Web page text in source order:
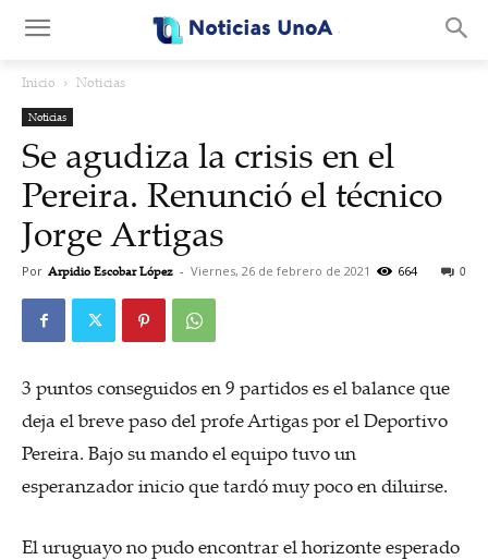
Inicio Noticias
Noticias
Se agudiza la crisis en el
Pereira. Renunció el técnico
Jorge Artigas
Por Arpidio Escobar López - Viernes, 26 de febrero de 2021 0
664
3 puntos conseguidos en 9 partidos es el balance que
deja el breve paso del profe Artigas por el Deportivo
Pereira. Bajo su mando el equipo tuvo un
esperanzador inicio que tardó muy poco en diluirse.
El uruguayo no pudo encontrar el horizonte esperado